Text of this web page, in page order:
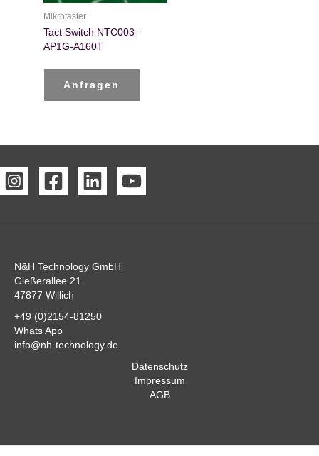
Mikrotaster
Tact Switch NTC003-
AP1G-A160T
Anfragen
N&H Technology GmbH
Gießerallee 21
47877 Willich
+49 (0)2154-81250
Whats App
info@nh-technology.de
Datenschutz
Impressum
AGB